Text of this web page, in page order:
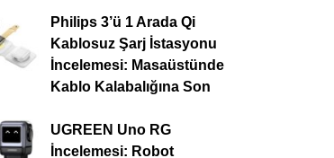
Philips 3’ü 1 Arada Qi
Kablosuz Şarj İstasyonu
İncelemesi: Masaüstünde
Kablo Kalabalığına Son
UGREEN Uno RG
İncelemesi: Robot